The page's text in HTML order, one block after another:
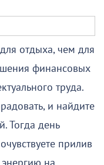
отдыха, чем для
финансовых
труда.
и найдите
Тогда день
прилив